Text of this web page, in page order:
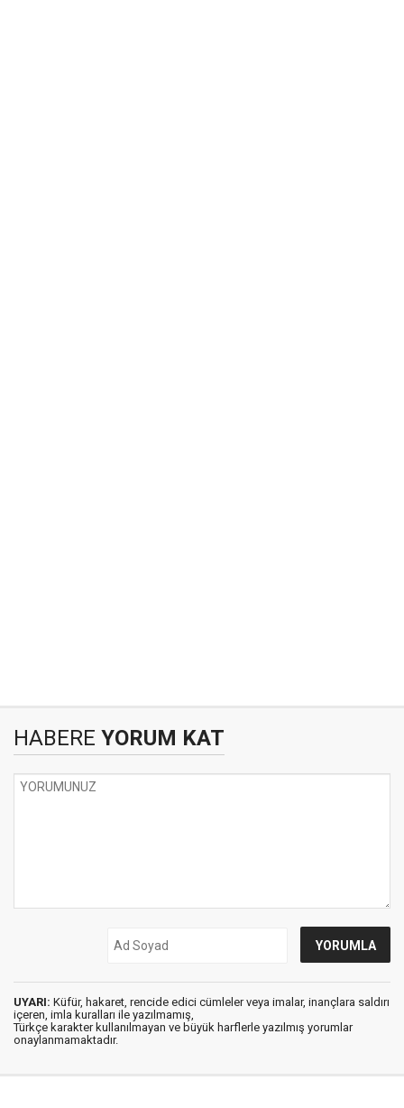
HABERE YORUM KAT
UYARI: Küfür, hakaret, rencide edici cümleler veya imalar, inançlara saldırı
içeren, imla kuralları ile yazılmamış,
Türkçe karakter kullanılmayan ve büyük harflerle yazılmış yorumlar
onaylanmamaktadır.